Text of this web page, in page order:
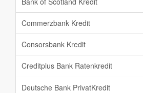
Commerzbank Kredit
Consorsbank Kredit
Creditplus Bank Ratenkredit
Deutsche Bank PrivatKredit